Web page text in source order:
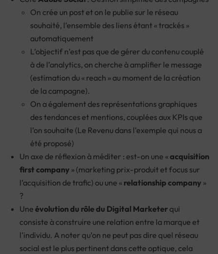
On crée un post et on le publie sur le réseau
souhaité, l’ensemble des liens étant « trackés »
automatiquement
L’objectif n’est pas que de gérer du contenu couplé
à de l’analytics, on cherche à amplifier le message
(estimation du « reach » au moment de la création
de la campagne).
On a également des représentations graphiques
des tendances et mentions, couplées aux KPIs que
l’on souhaite (Le Revenu dans l’exemple qui nous a
été proposé)
Un axe de réflexion à méditer : est-on une «acquisition
first company » (marketing prix-produit et focus sur
l’acquisition de trafic) ou une « relationship company »
?
Une évolution du rôle du Digital Marketer qui
consiste à construire une relation entre la marque et
l’individu. A noter qu’on ne peut pas dire quel réseau
social est le plus pertinent dans cette optique, cela